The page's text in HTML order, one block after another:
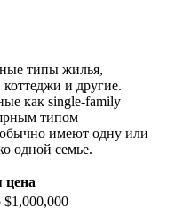
типы жилья,
и другие.
как single-family
типом
имеют одну или
одной семье.
цена
$1,000,000